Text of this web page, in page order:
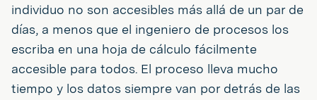
individuo no son accesibles más allá de un par de
días, a menos que el ingeniero de procesos los
escriba en una hoja de cálculo fácilmente
accesible para todos. El proceso lleva mucho
tiempo y los datos siempre van por detrás de las